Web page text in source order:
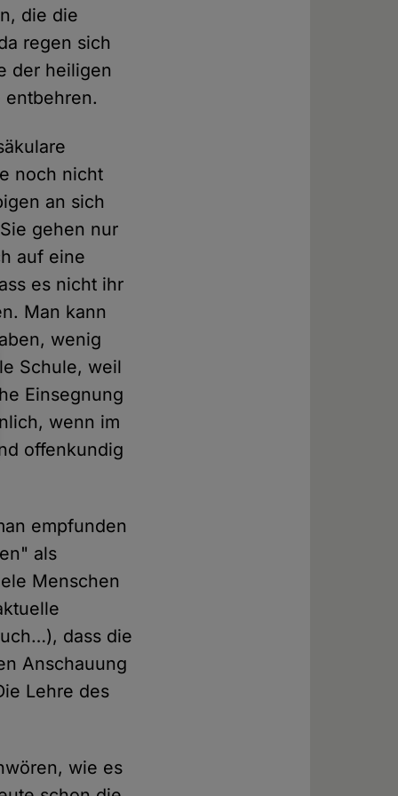
die die
regen sich
der heiligen
entbehren.
noch nicht
an sich
gehen nur
auf eine
es nicht ihr
Man kann
wenig
Schule, weil
Einsegnung
wenn im
offenkundig
empfunden
als
Menschen
dass die
Anschauung
Lehre des
wie es